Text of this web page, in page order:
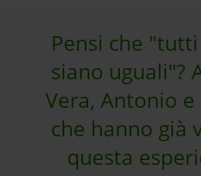
Pensi che
siano uguali"?
Vera, Antonio
che hanno già
questa